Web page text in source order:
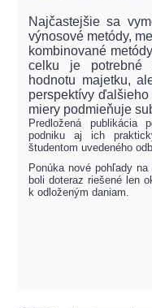
Najčastejšie sa
výnosové metódy,
kombinované
celku je potrebné
hodnotu majetku,
perspektívy
miery podmieňuje
Predložená publikácia
podniku aj ich
študentom uvedeného
Ponúka nové pohľady
boli doteraz riešené len
k odloženým daniam.